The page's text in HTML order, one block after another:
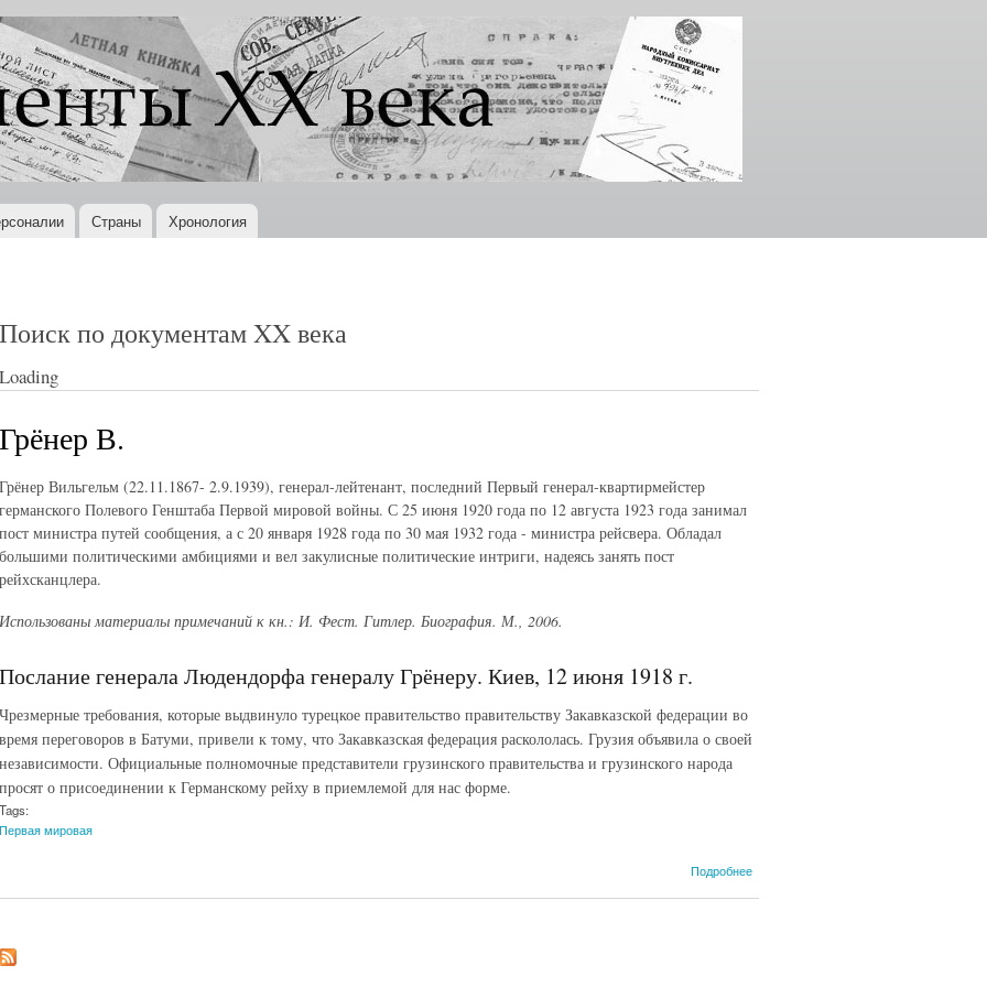
Перейти к
основному
содержанию
Страны Хронология
Поиск по документам XX века
Loading
Грёнер В.
Грёнер Вильгельм (22.11.1867- 2.9.1939), генерал-лейтенант, последний Первый генерал-квартирмейстер
германского Полевого Генштаба Первой мировой войны. С 25 июня 1920 года по 12 августа 1923 года занимал
пост министра путей сообщения, а с 20 января 1928 года по 30 мая 1932 года - министра рейсвера. Обладал
большими политическими амбициями и вел закулисные политические интриги, надеясь занять пост
рейхсканцлера.
Использованы материалы примечаний к кн.: И. Фест. Гитлер. Биография. М., 2006.
Послание генерала Людендорфа генералу Грёнеру. Киев, 12 июня 1918 г.
Чрезмерные требования, которые выдвинуло турецкое правительство правительству Закавказской федерации во
время переговоров в Батуми, привели к тому, что Закавказская федерация раскололась. Грузия объявила о своей
независимости. Официальные полномочные представители грузинского правительства и грузинского народа
просят о присоединении к Германскому рейху в приемлемой для нас форме.
Tags:
Первая мировая
Подробнее
Людендорфа